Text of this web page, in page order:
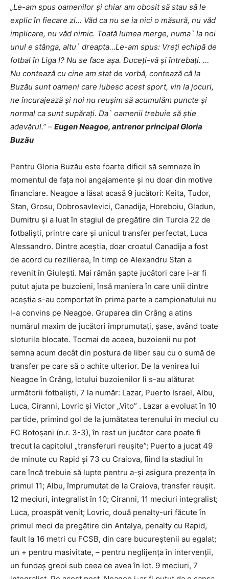
„Le-am spus oamenilor și chiar am obosit să stau să le
explic în fiecare zi… Văd ca nu se ia nici o măsură, nu văd
implicare, nu văd nimic. Toată lumea merge, numa` la noi
unul e stânga, altu` dreapta…Le-am spus: Vreți echipă de
fotbal în Liga I? Nu se face așa. Duceți-vă și întrebați. …
Nu contează cu cine am stat de vorbă, contează că la
Buzău sunt oameni care iubesc acest sport, vin la jocuri,
ne încurajează și noi nu reușim să acumulăm puncte și
normal ca sunt supărați. Da` oamenii trebuie să știe
adevărul.” – Eugen Neagoe, antrenor principal Gloria
Buzău
Pentru Gloria Buzău este foarte dificil să semneze în
momentul de fața noi angajamente și nu doar din motive
financiare. Neagoe a lăsat acasă 9 jucători: Keita, Tudor,
Stan, Grosu, Dobrosavlevici, Canadija, Horeboiu, Gladun,
Dumitru și a luat în stagiul de pregătire din Turcia 22 de
fotbaliști, printre care și unicul transfer perfectat, Luca
Alessandro. Dintre aceștia, doar croatul Canadija a fost
de acord cu rezilierea, în timp ce Alexandru Stan a
revenit în Giulești. Mai rămân șapte jucători care i-ar fi
putut ajuta pe buzoieni, însă maniera în care unii dintre
aceștia s-au comportat în prima parte a campionatului nu
l-a convins pe Neagoe. Gruparea din Crâng a atins
numărul maxim de jucători împrumutați, șase, având toate
sloturile blocate. Tocmai de aceea, buzoienii nu pot
semna acum decât din postura de liber sau cu o sumă de
transfer pe care să o achite ulterior. De la venirea lui
Neagoe în Crâng, lotului buzoienilor li s-au alăturat
următorii fotbaliști, 7 la număr: Lazar, Puerto Israel, Albu,
Luca, Ciranni, Lovric și Victor „Vito” . Lazar a evoluat în 10
partide, primind gol de la jumătatea terenului în meciul cu
FC Botoșani (n.r. 3-3), în rest un jucător care poate fi
trecut la capitolul „transferuri reușite”; Puerto a jucat 49
de minute cu Rapid și 73 cu Craiova, fiind la stadiul în
care încă trebuie să lupte pentru a-și asigura prezența în
primul 11; Albu, împrumutat de la Craiova, transfer reușit.
12 meciuri, integralist în 10; Ciranni, 11 meciuri integralist;
Luca, proaspăt venit; Lovric, două penalty-uri făcute în
primul meci de pregătire din Antalya, penalty cu Rapid,
fault la 16 metri cu FCSB, din care bucureștenii au egalat;
un + pentru masivitate, – pentru neglijența în intervenții,
un fundaș greoi sub ceea ce avea în lot. 9 meciuri, 7